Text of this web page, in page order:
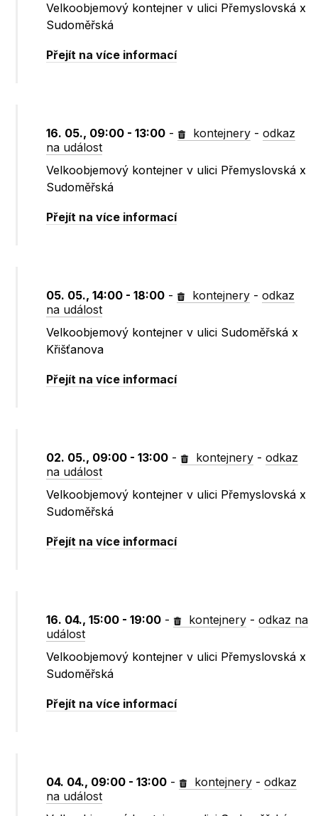
Velkoobjemový kontejner v ulici Přemyslovská x
Sudoměřská
Přejít na více informací
16. 05., 09:00 - 13:00 - kontejnery -odkaz
na událost
Velkoobjemový kontejner v ulici Přemyslovská x
Sudoměřská
Přejít na více informací
05. 05., 14:00 - 18:00 - kontejnery -odkaz
na událost
Velkoobjemový kontejner v ulici Sudoměřská x
Křišťanova
Přejít na více informací
02. 05., 09:00 - 13:00 - kontejnery -odkaz
na událost
Velkoobjemový kontejner v ulici Přemyslovská x
Sudoměřská
Přejít na více informací
16. 04., 15:00 - 19:00 - kontejnery -odkaz na
událost
Velkoobjemový kontejner v ulici Přemyslovská x
Sudoměřská
Přejít na více informací
04. 04., 09:00 - 13:00 - kontejnery -odkaz
na událost